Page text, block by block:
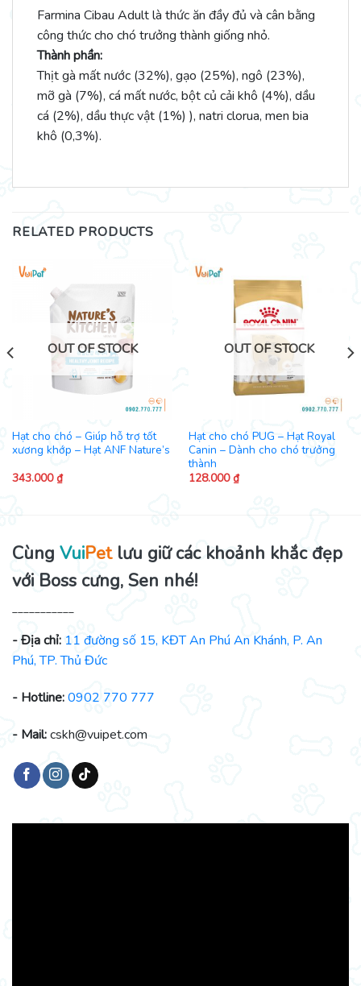
Farmina Cibau Adult là thức ăn đầy đủ và cân bằng
công thức cho chó trưởng thành giống nhỏ.
Thành phần:
Thịt gà mất nước (32%), gạo (25%), ngô (23%),
mỡ gà (7%), cá mất nước, bột củ cải khô (4%), dầu
cá (2%), dầu thực vật (1%) ), natri clorua, men bia
khô (0,3%).
RELATED PRODUCTS
OUT OF STOCK
Hạt cho chó – Giúp hỗ trợ tốt
xương khớp – Hạt ANF Nature’s
343.000₫
OUT OF STOCK
Hạt cho chó PUG – Hạt Royal
Canin – Dành cho chó trưởng
thành
128.000₫
Cùng VuiPetlưu giữ các khoảnh khắc đẹp
với Boss cưng, Sen nhé!
- Địa chỉ: 11 đường số 15, KĐT An Phú An Khánh, P. An
Phú, TP. Thủ Đức
- Hotline:0902 770 777
- Mail:cskh@vuipet.com